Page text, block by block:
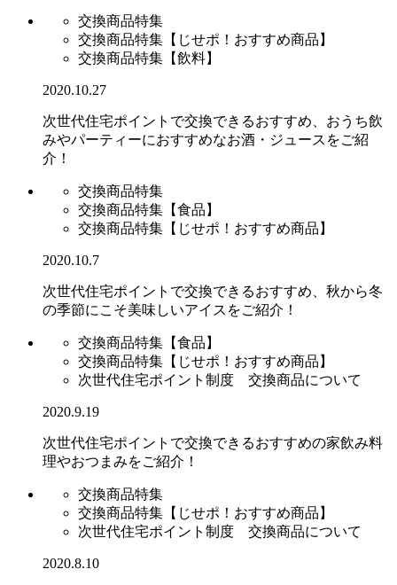
交換商品特集
交換商品特集【じせポ！おすすめ商品】
交換商品特集【飲料】
2020.10.27
次世代住宅ポイントで交換できるおすすめ、おうち飲
みやパーティーにおすすめなお酒・ジュースをご紹
介！
交換商品特集
交換商品特集【食品】
交換商品特集【じせポ！おすすめ商品】
2020.10.7
次世代住宅ポイントで交換できるおすすめ、秋から冬
の季節にこそ美味しいアイスをご紹介！
交換商品特集【食品】
交換商品特集【じせポ！おすすめ商品】
次世代住宅ポイント制度 交換商品について
2020.9.19
次世代住宅ポイントで交換できるおすすめの家飲み料
理やおつまみをご紹介！
交換商品特集
交換商品特集【じせポ！おすすめ商品】
次世代住宅ポイント制度 交換商品について
2020.8.10